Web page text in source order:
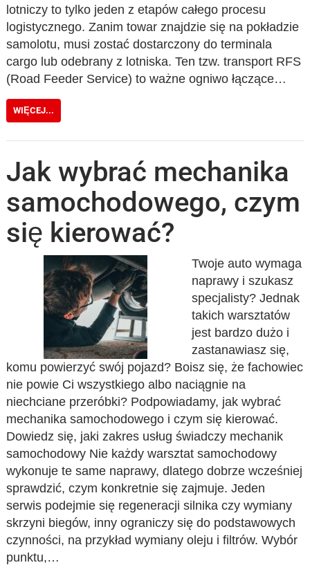
lotniczy to tylko jeden z etapów całego procesu
logistycznego. Zanim towar znajdzie się na pokładzie
samolotu, musi zostać dostarczony do terminala
cargo lub odebrany z lotniska. Ten tzw. transport RFS
(Road Feeder Service) to ważne ogniwo łączące…
WIĘCEJ...
Jak wybrać mechanika
samochodowego, czym
się kierować?
Twoje auto wymaga
naprawy i szukasz
specjalisty? Jednak
takich warsztatów
jest bardzo dużo i
zastanawiasz się,
komu powierzyć swój pojazd? Boisz się, że fachowiec
nie powie Ci wszystkiego albo naciągnie na
niechciane przeróbki? Podpowiadamy, jak wybrać
mechanika samochodowego i czym się kierować.
Dowiedz się, jaki zakres usług świadczy mechanik
samochodowy Nie każdy warsztat samochodowy
wykonuje te same naprawy, dlatego dobrze wcześniej
sprawdzić, czym konkretnie się zajmuje. Jeden
serwis podejmie się regeneracji silnika czy wymiany
skrzyni biegów, inny ograniczy się do podstawowych
czynności, na przykład wymiany oleju i filtrów. Wybór
punktu,…